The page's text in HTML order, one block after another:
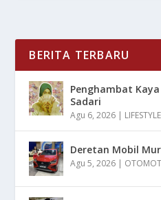
BERITA TERBARU
Penghambat
Sadari
Agu 6, 2026 LIFESTYLE
Deretan Mobil
Agu 5, 2026